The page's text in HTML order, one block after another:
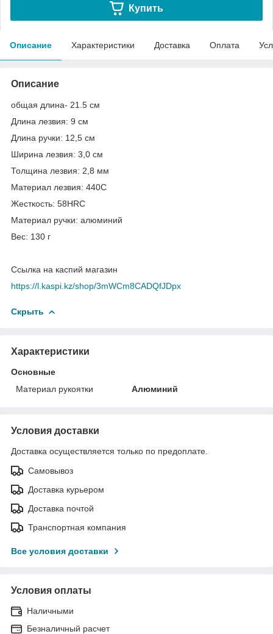
Купить
Описание Характеристики Доставка Оплата
Описание
общая длина- 21.5 см
Длина лезвия: 9 см
Длина ручки: 12,5 см
Ширина лезвия: 3,0 см
Толщина лезвия: 2,8 мм
Материал лезвия: 440C
Жесткость: 58HRC
Материал ручки: алюминий
Вес: 130 г
Ссылка на каспий магазин
https://l.kaspi.kz/shop/3mWCm8CADQfJDpx
Скрыть
Характеристики
Основные
Материал рукоятки
Алюминий
Условия доставки
Доставка осуществляется только по предоплате.
Самовывоз
Доставка курьером
Доставка почтой
Транспортная компания
Все условия доставки
Условия оплаты
Наличными
Безналичный расчет